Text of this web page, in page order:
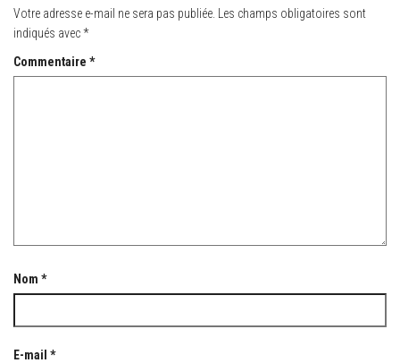
Votre adresse e-mail ne sera pas publiée. Les champs obligatoires sont
indiqués avec*
Commentaire *
Nom *
E-mail *